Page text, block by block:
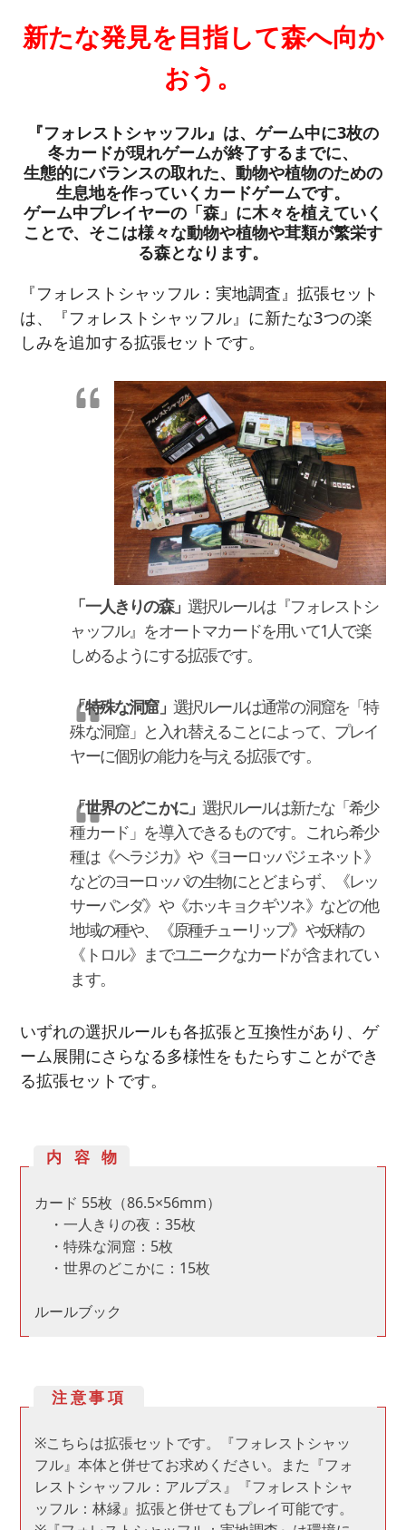
新たな発見を目指して森へ向か
おう。
『フォレストシャッフル』は、ゲーム中に3枚の
冬カードが現れゲームが終了するまでに、
生態的にバランスの取れた、動物や植物のための
生息地を作っていくカードゲームです。
ゲーム中プレイヤーの「森」に木々を植えていく
ことで、そこは様々な動物や植物や茸類が繁栄す
る森となります。
『フォレストシャッフル：実地調査』拡張セット
は、『フォレストシャッフル』に新たな3つの楽
しみを追加する拡張セットです。
「一人きりの森」選択ルールは『フォレストシ
ャッフル』をオートマカードを用いて1人で楽
しめるようにする拡張です。
「特殊な洞窟」 選択ルールは通常の洞窟を「特
殊な洞窟」と入れ替えることによって、プレイ
ヤーに個別の能力を与える拡張です。
「世界のどこかに」選択ルールは新たな「希少
種カード」を導入できるものです。これら希少
種は《ヘラジカ》や《ヨーロッパジェネット》
などのヨーロッパの生物にとどまらず、《レッ
サーパンダ》や《ホッキョクギツネ》などの他
地域の種や、《原種チューリップ》や妖精の
《トロル》までユニークなカードが含まれてい
ます。
いずれの選択ルールも各拡張と互換性があり、ゲ
ーム展開にさらなる多様性をもたらすことができ
る拡張セットです。
内容物
カード 55枚（86.5×56mm）
・一人きりの夜：35枚
・特殊な洞窟：5枚
・世界のどこかに：15枚
ルールブック
注意事項
※こちらは拡張セットです。『フォレストシャッ
フル』本体と併せてお求めください。また『フォ
レストシャッフル：アルプス』『フォレストシャ
ッフル：林縁』拡張と併せてもプレイ可能です。